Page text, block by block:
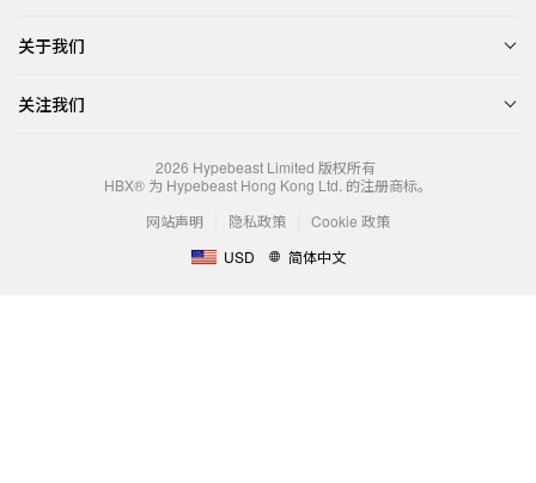
关于我们
关注我们
2026 Hypebeast Limited 版权所有
HBX® 为 Hypebeast Hong Kong Ltd. 的注册商标。
网站声明
隐私政策
Cookie 政策
USD
简体中文